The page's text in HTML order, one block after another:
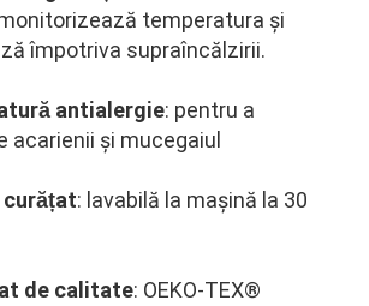
temperatura și
împotriva supraîncălzirii.
antialergie: pentru a
acarienii și mucegaiul
curățat: lavabilă la mașină la 30
de calitate: OEKO-TEX®